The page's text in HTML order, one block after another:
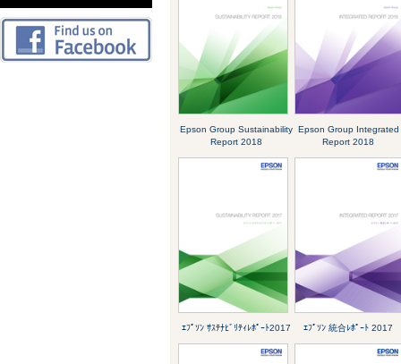
Epson Group Sustainability
Report 2018
Epson Group Integrated
Report 2018
ｴﾌﾟｿﾝ ｻｽﾃﾅﾋﾞﾘﾃｨﾚﾎﾟｰﾄ2017 ｴﾌﾟｿﾝ 統合ﾚﾎﾟｰﾄ 2017